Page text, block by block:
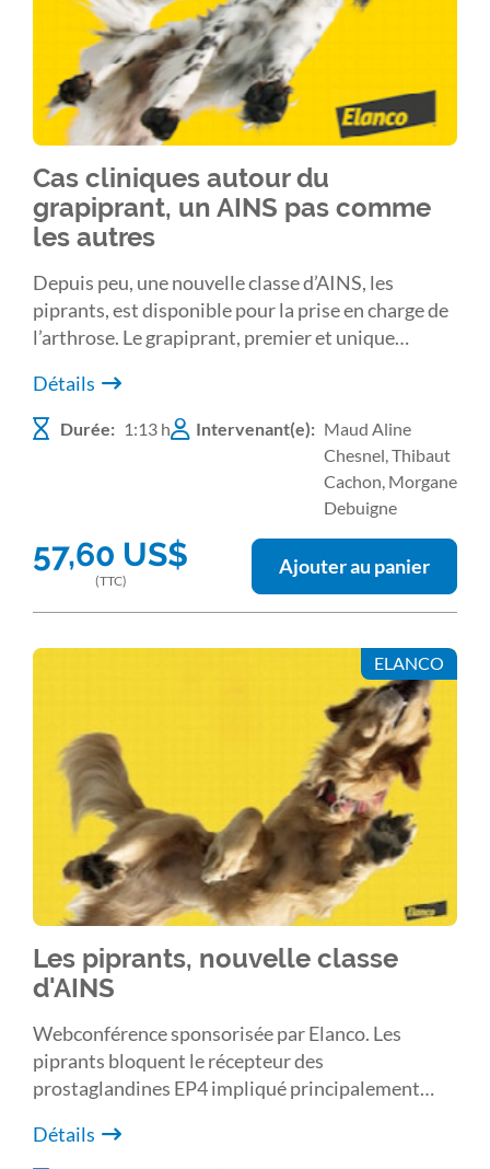
Cas cliniques autour du
grapiprant, un AINS pas comme
les autres
Depuis peu, une nouvelle classe d’AINS, les
piprants, est disponible pour la prise en charge de
l’arthrose. Le grapiprant, premier et unique
antagoniste sélectif des récepteurs EP4 de la
prostaglandine E2, principaux responsables de
l’inflammation et de l’hyperalgésie lors de
pathologie arthrosique. L’intérêt de l’utilisation du
grapiprant dans le traitement de la douleur
travers de différents cas cliniques. Ces cas
permettront de montrer les avantages de ce
nouvel AINS par rapport aux AINS classiques.
Détails
Durée: 1:13 h Intervenant(e): Maud Aline
Chesnel, Thibaut
Cachon, Morgane
Debuigne
57,60 US$
(TTC)
Ajouter au panier
ELANCO
Les piprants, nouvelle classe
d'AINS
Webconférence sponsorisée par Elanco. Les
piprants bloquent le récepteur des
prostaglandines EP4 impliqué principalement
Contrairement aux anti-inflammatoires non
Détails